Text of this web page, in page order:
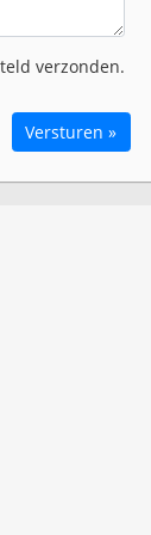
verzonden.
Versturen »